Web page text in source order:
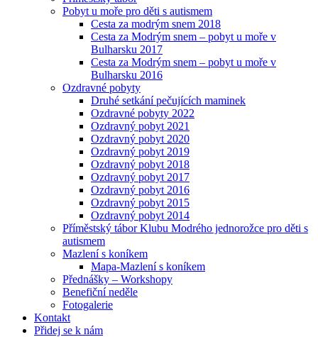
Pobyt u moře pro děti s autismem
Cesta za modrým snem 2018
Cesta za Modrým snem – pobyt u moře v
Bulharsku 2017
Cesta za Modrým snem – pobyt u moře v
Bulharsku 2016
Ozdravné pobyty
Druhé setkání pečujících maminek
Ozdravné pobyty 2022
Ozdravný pobyt 2021
Ozdravný pobyt 2020
Ozdravný pobyt 2019
Ozdravný pobyt 2018
Ozdravný pobyt 2017
Ozdravný pobyt 2016
Ozdravný pobyt 2015
Ozdravný pobyt 2014
Příměstský tábor Klubu Modrého jednorožce pro děti s
autismem
Mazlení s koníkem
Mapa-Mazlení s koníkem
Přednášky – Workshopy
Benefiční neděle
Fotogalerie
Kontakt
Přidej se k nám